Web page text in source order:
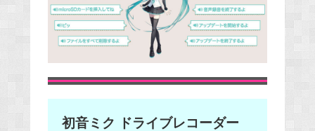
初音ミク ドライブレコーダー